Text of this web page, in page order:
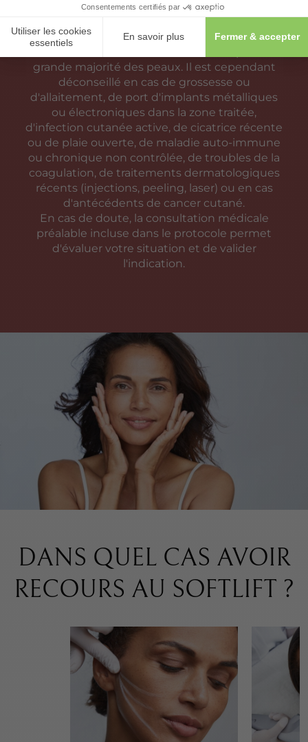
DU SOFTLIFT ?
grande majorité des peaux. Il est cependant
déconseillé en cas de grossesse ou
d'allaitement, de port d'implants métalliques
ou électroniques dans la zone traitée,
d'infection cutanée active, de cicatrice récente
ou de plaie ouverte, de maladie auto-immune
ou chronique non contrôlée, de troubles de la
coagulation, de traitements dermatologiques
récents (injections, peeling, laser) ou en cas
d'antécédents de cancer cutané.
En cas de doute, la consultation médicale
préalable incluse dans le protocole permet
d'évaluer votre situation et de valider
l'indication.
DANS QUEL CAS AVOIR
RECOURS AU SOFTLIFT ?